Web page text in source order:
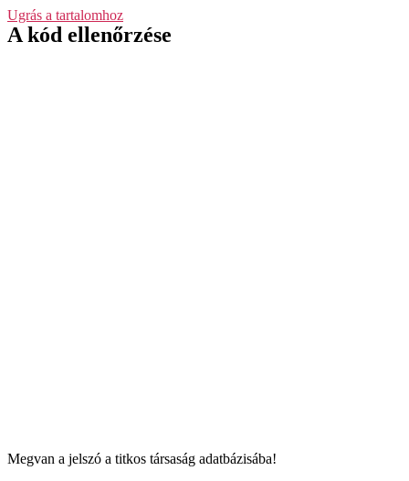
Ugrás a tartalomhoz
A kód ellenőrzése
Megvan a jelszó a titkos társaság adatbázisába!